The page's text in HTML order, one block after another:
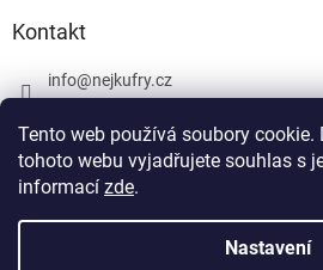
Tento web používá soubory
tohoto webu vyjadřujete souhlas s
informací zde.
Nastavení
Kontakt
info@nejkufry.cz
Facebook
Vytvořil Shoptet